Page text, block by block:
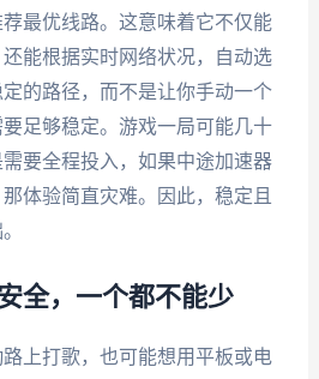
最优线路。这意味着它不仅能
能根据实时网络状况，自动选
的路径，而不是让你手动一个
足够稳定。游戏一局可能几十
要全程投入，如果中途加速器
体验简直灾难。因此，稳定且
全，一个都不能少
上打歌，也可能想用平板或电